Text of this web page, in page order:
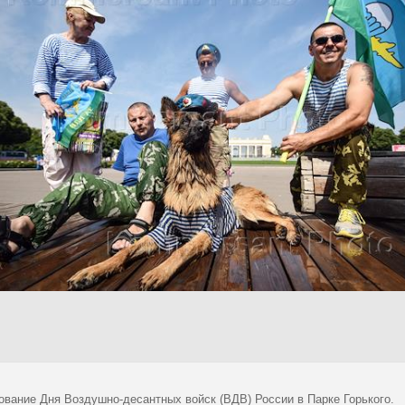
Дня Воздушно-десантных войск (ВДВ) России в Парке Горького.